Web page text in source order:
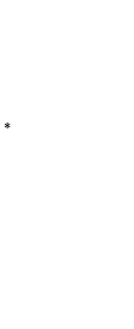
*